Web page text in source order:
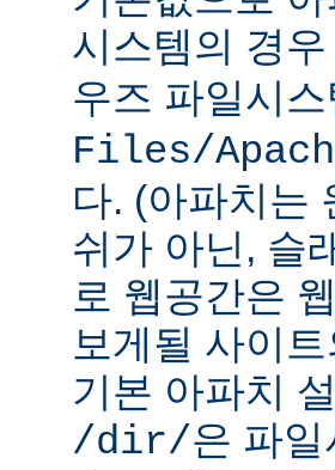
시스템의 경우
우즈 파일시
Files/
다. (아파치는
쉬가 아닌, 슬
로 웹공간은
보게될 사이
기본 아파치
/dir/은 파